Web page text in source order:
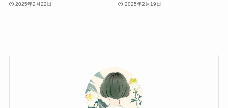
2025年2月22日 2025年2月19日